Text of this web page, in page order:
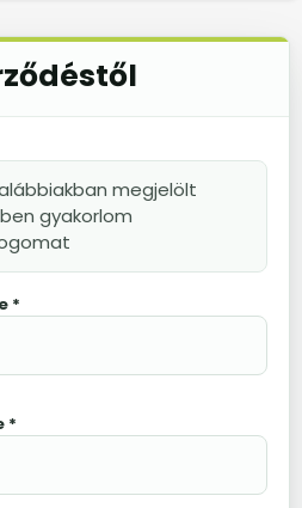
megjelölt
gyakorlom
*
*